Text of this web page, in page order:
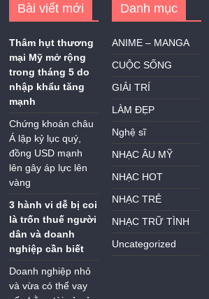
Bài viết mới
Thâm hụt thương
mại Mỹ mở rộng
trong tháng 5 do
nhập khẩu tăng
mạnh
Chứng khoán châu
Á lập kỷ lục quý,
đồng USD mạnh
lên gây áp lực lên
vàng
3 hành vi dễ bị coi
là trốn thuế người
dân và doanh
nghiệp cần biết
Doanh nghiệp nhỏ
và vừa có thể vay
Danh mục
ANIME – MANGA
CUỘC SỐNG
GIẢI TRÍ
LÀM ĐẸP
Nghệ sĩ
NHẠC ÂU MỸ
NHẠC HOT
NHẠC TRẺ
NHẠC TRỮ TÌNH
Uncategorized